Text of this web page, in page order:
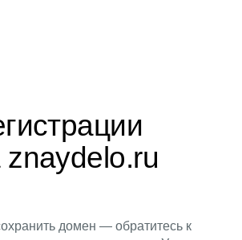
домен — обратитесь к